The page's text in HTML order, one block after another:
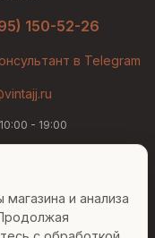
150-52-26
в Telegram
- 19:00
и анализа